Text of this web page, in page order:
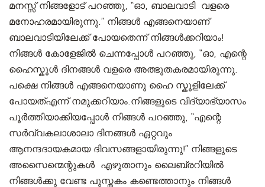
മനസ്സ് നിങ്ങളോട് പറഞ്ഞു, “ഓ, ബാലവാടി വളരെ
മനോഹരമായിരുന്നു.” നിങ്ങൾ എങ്ങനെയാണ്
ബാലവാടിയിലേക്ക് പോയതെന്ന് നിങ്ങൾക്കറിയാം!
നിങ്ങൾ കോളേജിൽ ചെന്നപ്പോൾ പറഞ്ഞു, “ഓ, എന്റെ
ഹൈസ്കൂൾ ദിനങ്ങൾ വളരെ അത്ഭുതകരമായിരുന്നു.
പക്ഷെ നിങ്ങൾ എങ്ങനെയാണു ഹൈ സ്കൂളിലേക്ക്
പോയത്എന്ന് നമുക്കറിയാം.നിങ്ങളുടെ വിദ്യാഭ്യാസം
പൂർത്തിയാക്കിയപ്പോൾ നിങ്ങൾ പറഞ്ഞു, “എന്റെ
സർവ്വകലാശാലാ ദിനങ്ങൾ ഏറ്റവും
ആനന്ദദായകമായ ദിവസങ്ങളായിരുന്നു!” നിങ്ങളുടെ
അസൈന്മെന്റുകൾ എഴുതാനും ലൈബ്രറിയിൽ
നിങ്ങൾക്കു വേണ്ട പുസ്തകം കണ്ടെത്താനും നിങ്ങൾ